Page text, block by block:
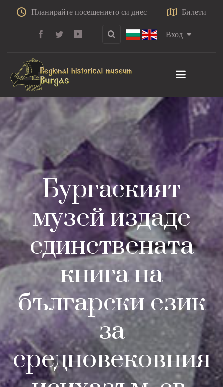
Планирайте посещението си днес Билети
Вход
Бургаският
музей издаде
единствената
книга на
български език
за
средновековния